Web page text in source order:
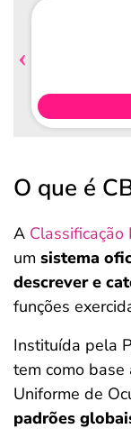
O que é
A Classificação
um sistema
descrever e
funções
Instituída pela
tem como base
Uniforme de
padrões